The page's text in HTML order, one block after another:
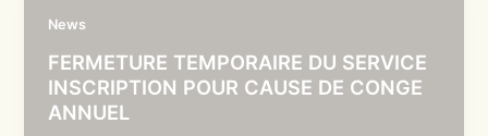
News
FERMETURE TEMPORAIRE DU SERVICE
INSCRIPTION POUR CAUSE DE CONGE
ANNUEL